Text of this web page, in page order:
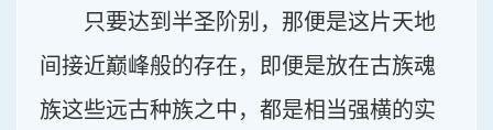
只要达到半圣阶别，那便是这片天地
间接近巅峰般的存在，即便是放在古族魂
族这些远古种族之中，都是相当强横的实